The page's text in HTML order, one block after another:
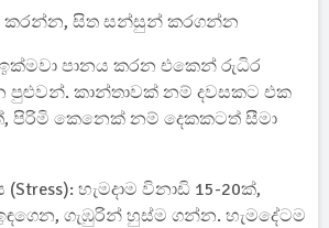
කරන්න, සිත සන්සුන් කරගන්න
ඉක්මවා පානය කරන එකෙන් රුධිර
කාන්තාවක් නම් දවසකට එක
පිරිමි කෙනෙක් නම් දෙකකටත් සීමා
හැමදාම විනාඩි 15-20ක්,
ගැඹුරින් හුස්ම ගන්න. හැමදේටම